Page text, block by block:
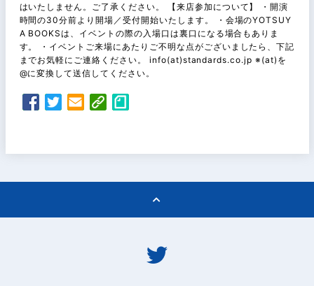
はいたしません。ご了承ください。 【来店参加について】 ・開演
時間の30分前より開場／受付開始いたします。 ・会場のYOTSUY
A BOOKSは、イベントの際の入場口は裏口になる場合もありま
す。 ・イベントご来場にあたりご不明な点がございましたら、下記
までお気軽にご連絡ください。 info(at)standards.co.jp ※(at)を
@に変換して送信してください。